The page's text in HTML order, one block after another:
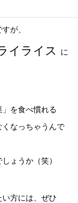
が、
イライス に
」を食べ慣れる
くなっちゃうんで
ょうか（笑）
方には、ぜひ